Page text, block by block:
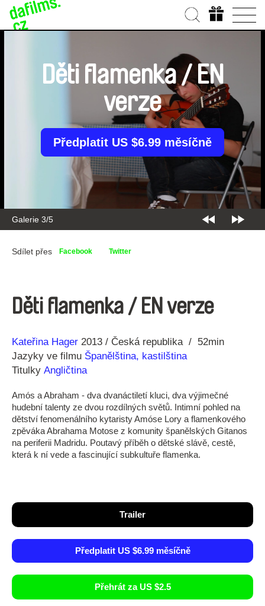
Galerie 4/5
Děti flamenka / EN
verze
Předplatit US $6.99 měsíčně
Sdílet přes Facebook Twitter
Děti flamenka / EN verze
Režie
Kateřina Hager
Rok 2013 Česká republika
52min
Jazyky ve filmu Španělština, kastilština
Titulky Angličtina
Amós a Abraham - dva dvanáctiletí kluci, dva výjimečné
hudební talenty ze dvou rozdílných světů. Intimní pohled na
dětství fenomenálního kytaristy Amóse Lory a flamenkového
zpěváka Abrahama Motose z komunity španělských Gitanos
na periferii Madridu. Poutavý příběh o dětské slávě, cestě,
která k ní vede a fascinující subkultuře flamenka.
Trailer
Předplatit US $6.99 měsíčně
Přehrát za US $2.5